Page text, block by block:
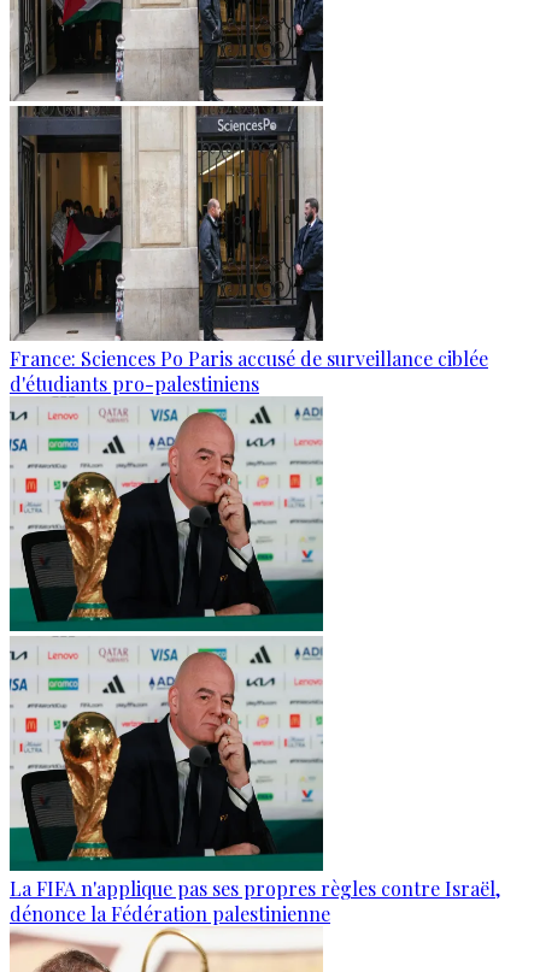
France: Sciences Po Paris accusé de surveillance ciblée
d'étudiants pro-palestiniens
La FIFA n'applique pas ses propres règles contre Israël,
dénonce la Fédération palestinienne